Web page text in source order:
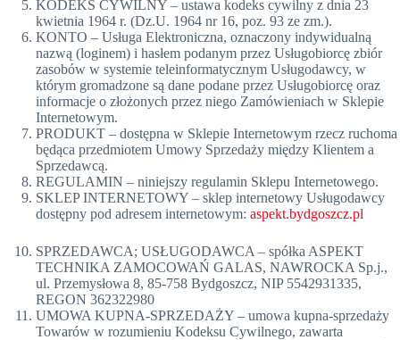
KODEKS CYWILNY – ustawa kodeks cywilny z dnia 23
kwietnia 1964 r. (Dz.U. 1964 nr 16, poz. 93 ze zm.).
KONTO – Usługa Elektroniczna, oznaczony indywidualną
nazwą (loginem) i hasłem podanym przez Usługobiorcę zbiór
zasobów w systemie teleinformatycznym Usługodawcy, w
którym gromadzone są dane podane przez Usługobiorcę oraz
informacje o złożonych przez niego Zamówieniach w Sklepie
Internetowym.
PRODUKT – dostępna w Sklepie Internetowym rzecz ruchoma
będąca przedmiotem Umowy Sprzedaży między Klientem a
Sprzedawcą.
REGULAMIN – niniejszy regulamin Sklepu Internetowego.
SKLEP INTERNETOWY – sklep internetowy Usługodawcy
dostępny pod adresem internetowym: aspekt.bydgoszcz.pl
SPRZEDAWCA; USŁUGODAWCA – spółka ASPEKT
TECHNIKA ZAMOCOWAŃ GALAS, NAWROCKA Sp.j.,
ul. Przemysłowa 8, 85-758 Bydgoszcz, NIP 5542931335,
REGON 362322980
UMOWA KUPNA-SPRZEDAŻY – umowa kupna-sprzedaży
Towarów w rozumieniu Kodeksu Cywilnego, zawarta